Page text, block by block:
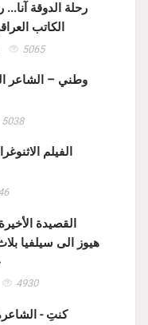
رحلة الدوقة آنا...
الكاتب
5065
وطني – الشاعر
5038
الفيلم
هيوز الى سيلفيا
4930
كنتِ -